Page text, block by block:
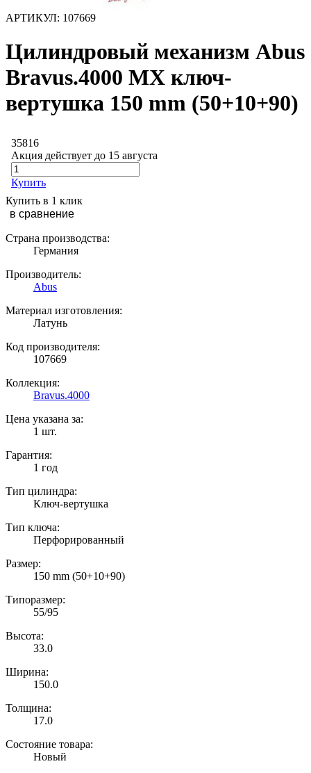
АРТИКУЛ: 107669
Цилиндровый механизм Abus
Bravus.4000 MX ключ-
вертушка 150 mm (50+10+90)
35816
Акция действует до 15 августа
Купить
Купить в 1 клик
в сравнение
Страна производства:
Германия
Производитель:
Abus
Материал изготовления:
Латунь
Код производителя:
107669
Коллекция:
Bravus.4000
Цена указана за:
1 шт.
Гарантия:
1 год
Тип цилиндра:
Ключ-вертушка
Тип ключа:
Перфорированный
Размер:
150 mm (50+10+90)
Типоразмер:
55/95
Высота:
33.0
Ширина:
150.0
Толщина:
17.0
Состояние товара:
Новый